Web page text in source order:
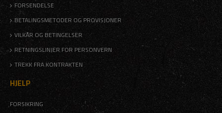
FORSENDELSE
BETALINGSMETODER OG PROVISJONER
VILKÅR OG BETINGELSER
RETNINGSLINJER FOR PERSONVERN
TREKK FRA KONTRAKTEN
HJELP
FORSIKRING